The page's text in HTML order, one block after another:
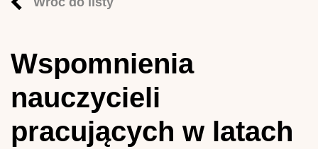
Wspomnienia
nauczycieli
pracujących w latach